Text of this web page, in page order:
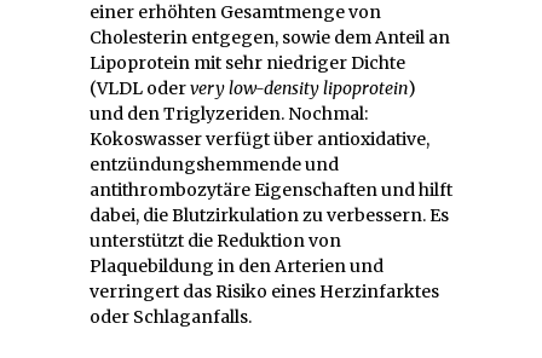
einer erhöhten Gesamtmenge von
Cholesterin entgegen, sowie dem Anteil an
Lipoprotein mit sehr niedriger Dichte
(VLDL odervery low-density lipoprotein)
und den Triglyzeriden. Nochmal:
Kokoswasser verfügt über antioxidative,
entzündungshemmende und
antithrombozytäre Eigenschaften und hilft
dabei, die Blutzirkulation zu verbessern. Es
unterstützt die Reduktion von
Plaquebildung in den Arterien und
verringert das Risiko eines Herzinfarktes
oder Schlaganfalls.